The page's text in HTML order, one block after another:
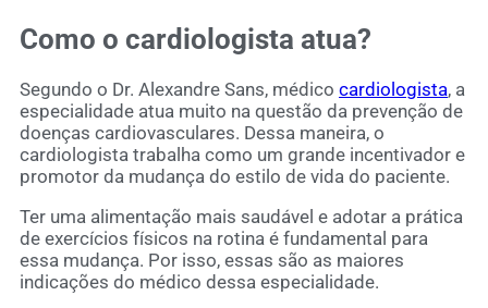
Como o cardiologista atua?
Segundo o Dr. Alexandre Sans, médico cardiologista, a
especialidade atua muito na questão da prevenção de
doenças cardiovasculares. Dessa maneira, o
cardiologista trabalha como um grande incentivador e
promotor da mudança do estilo de vida do paciente.
Ter uma alimentação mais saudável e adotar a prática
de exercícios físicos na rotina é fundamental para
essa mudança. Por isso, essas são as maiores
indicações do médico dessa especialidade.